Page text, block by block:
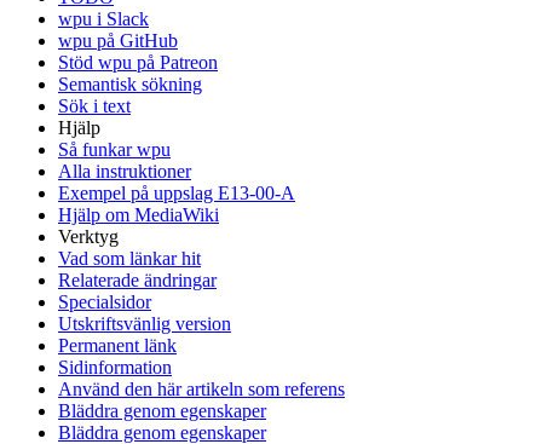
wpu i Slack
wpu på GitHub
Stöd wpu på Patreon
Semantisk sökning
Sök i text
Hjälp
Så funkar wpu
Alla instruktioner
Exempel på uppslag E13-00-A
Hjälp om MediaWiki
Verktyg
Vad som länkar hit
Relaterade ändringar
Specialsidor
Utskriftsvänlig version
Permanent länk
Sidinformation
Använd den här artikeln som referens
Bläddra genom egenskaper
Bläddra genom egenskaper